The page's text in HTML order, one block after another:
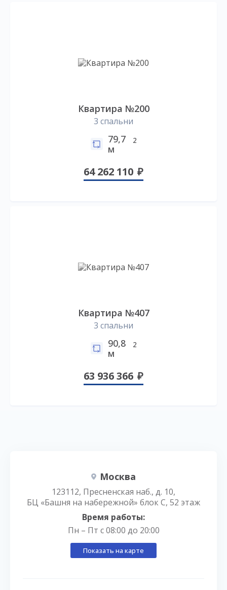
Квартира №200
3 спальни
79,7
м
2
64 262 110
Квартира №407
3 спальни
90,8
м
2
63 936 366
Москва
123112, Пресненская наб., д. 10,
БЦ «Башня на набережной» блок С, 52 этаж
Время работы:
Пн – Пт с 08:00 до 20:00
Показать на карте